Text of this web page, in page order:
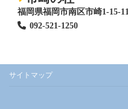
福岡県福岡市南区市崎1-15-11
092-521-1250
サイトマップ